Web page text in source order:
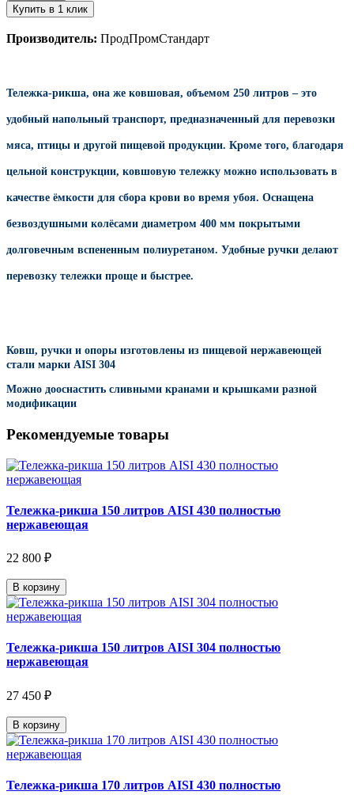
Купить в 1 клик
Производитель: ПродПромСтандарт
Тележка-рикша, она же ковшовая, объемом 250 литров – это
удобный напольный транспорт, предназначенный для перевозки
мяса, птицы и другой пищевой продукции. Кроме того, благодаря
цельной конструкции, ковшовую тележку можно использовать в
качестве ёмкости для сбора крови во время убоя. Оснащена
безвоздушными колёсами диаметром 400 мм покрытыми
долговечным вспененным полиуретаном. Удобные ручки делают
перевозку тележки проще и быстрее.
Ковш, ручки и опоры изготовлены из пищевой нержавеющей
стали марки AISI 304
Можно дооснастить сливными кранами и крышками разной
модификации
Рекомендуемые товары
Тележка-рикша 150 литров AISI 430 полностью
нержавеющая
22 800 ₽
В корзину
Тележка-рикша 150 литров AISI 304 полностью
нержавеющая
27 450 ₽
В корзину
Тележка-рикша 170 литров AISI 430 полностью